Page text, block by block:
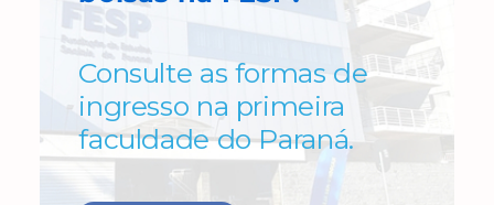
Consulte as formas de
ingresso na primeira
faculdade do Paraná.